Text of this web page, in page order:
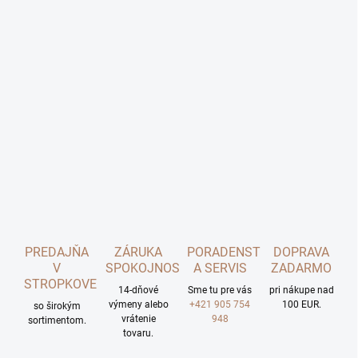
PREDAJŇA
V
STROPKOVE
so širokým
sortimentom.
ZÁRUKA
SPOKOJNOSTI
14-dňové
výmeny alebo
vrátenie
tovaru.
PORADENSTVO
A SERVIS
Sme tu pre vás
+421 905 754
948
DOPRAVA
ZADARMO
pri nákupe nad
100 EUR.